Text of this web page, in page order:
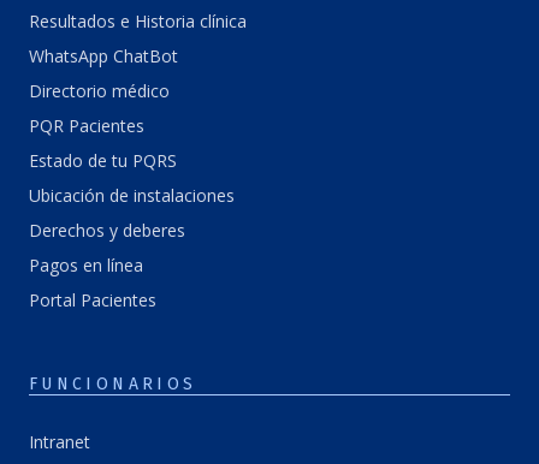
Resultados e Historia clínica
WhatsApp ChatBot
Directorio médico
PQR Pacientes
Estado de tu PQRS
Ubicación de instalaciones
Derechos y deberes
Pagos en línea
Portal Pacientes
FUNCIONARIOS
Intranet